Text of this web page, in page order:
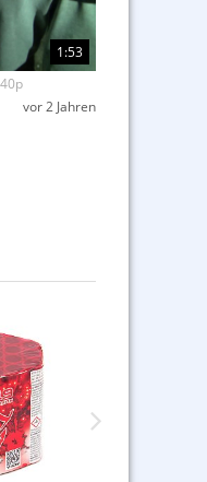
1:53
vor 2 Jahren